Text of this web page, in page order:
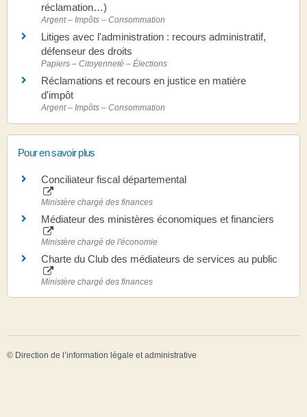
réclamation…)
Argent – Impôts – Consommation
Litiges avec l'administration : recours administratif,
défenseur des droits
Papiers – Citoyenneté – Élections
Réclamations et recours en justice en matière
d'impôt
Argent – Impôts – Consommation
Pour en savoir plus
Conciliateur fiscal départemental
Ministère chargé des finances
Médiateur des ministères économiques et financiers
Ministère chargé de l'économie
Charte du Club des médiateurs de services au public
Ministère chargé des finances
© Direction de l’information légale et administrative